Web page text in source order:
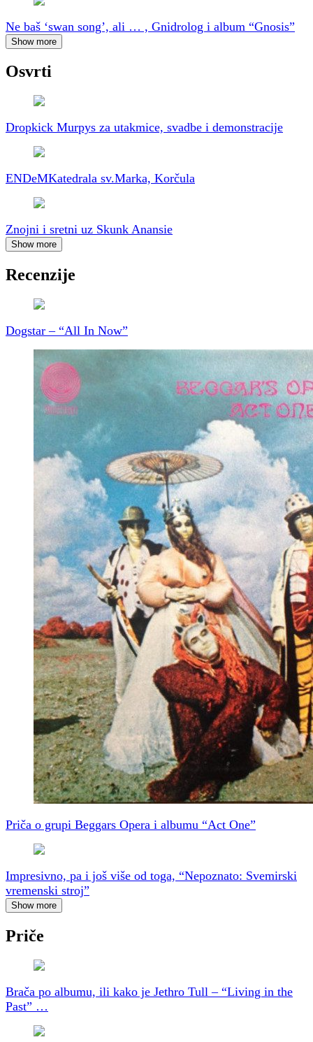
Ne baš ‘swan song’, ali … , Gnidrolog i album “Gnosis”
Show more
Osvrti
Dropkick Murpys za utakmice, svadbe i demonstracije
ENDeMKatedrala sv.Marka, Korčula
Znojni i sretni uz Skunk Anansie
Show more
Recenzije
Dogstar – “All In Now”
Priča o grupi Beggars Opera i albumu “Act One”
Impresivno, pa i još više od toga, “Nepoznato: Svemirski
vremenski stroj”
Show more
Priče
Brača po albumu, ili kako je Jethro Tull – “Living in the
Past” …